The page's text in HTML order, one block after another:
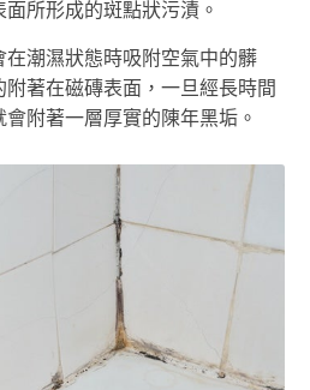
所形成的斑點狀污漬。
潮濕狀態時吸附空氣中的髒
著在磁磚表面，一旦經長時間
附著一層厚實的陳年黑垢。